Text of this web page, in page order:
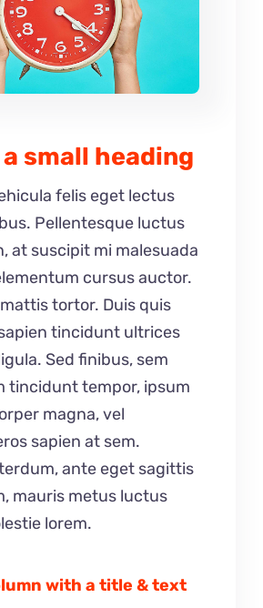
small heading
felis eget lectus
Pellentesque luctus
at suscipit mi malesuada
cursus auctor.
tortor. Duis quis
tincidunt ultrices
Sed finibus, sem
tincidunt tempor, ipsum
magna, vel
sapien at sem.
ante eget sagittis
mauris metus luctus
lorem.
with a title & text